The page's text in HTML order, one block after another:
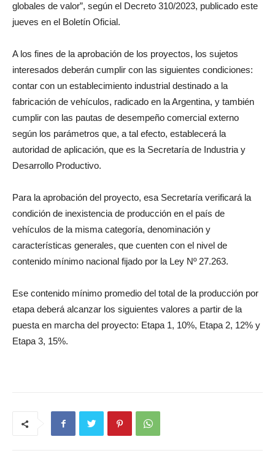
globales de valor”, según el Decreto 310/2023, publicado este
jueves en el Boletín Oficial.
A los fines de la aprobación de los proyectos, los sujetos
interesados deberán cumplir con las siguientes condiciones:
contar con un establecimiento industrial destinado a la
fabricación de vehículos, radicado en la Argentina, y también
cumplir con las pautas de desempeño comercial externo
según los parámetros que, a tal efecto, establecerá la
autoridad de aplicación, que es la Secretaría de Industria y
Desarrollo Productivo.
Para la aprobación del proyecto, esa Secretaría verificará la
condición de inexistencia de producción en el país de
vehículos de la misma categoría, denominación y
características generales, que cuenten con el nivel de
contenido mínimo nacional fijado por la Ley Nº 27.263.
Ese contenido mínimo promedio del total de la producción por
etapa deberá alcanzar los siguientes valores a partir de la
puesta en marcha del proyecto: Etapa 1, 10%, Etapa 2, 12% y
Etapa 3, 15%.